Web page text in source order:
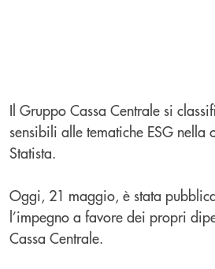
Il Gruppo Cassa Centrale si
sensibili alle tematiche ESG
Statista.
Oggi, 21 maggio, è stata
l’impegno a favore dei propri
Cassa Centrale.